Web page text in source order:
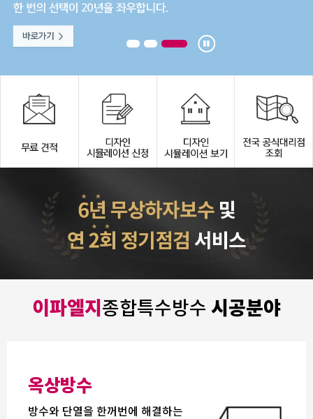
이파엘지 종합특수방수 시공분야
옥상방수
방수와 단열을 한꺼번에 해결하는